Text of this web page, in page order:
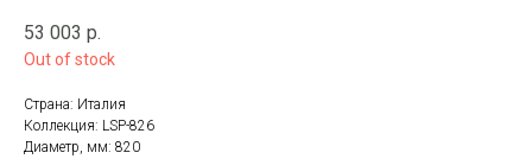
53 003 р.
Out of stock
Страна: Италия
Коллекция: LSP-826
Диаметр, мм: 820